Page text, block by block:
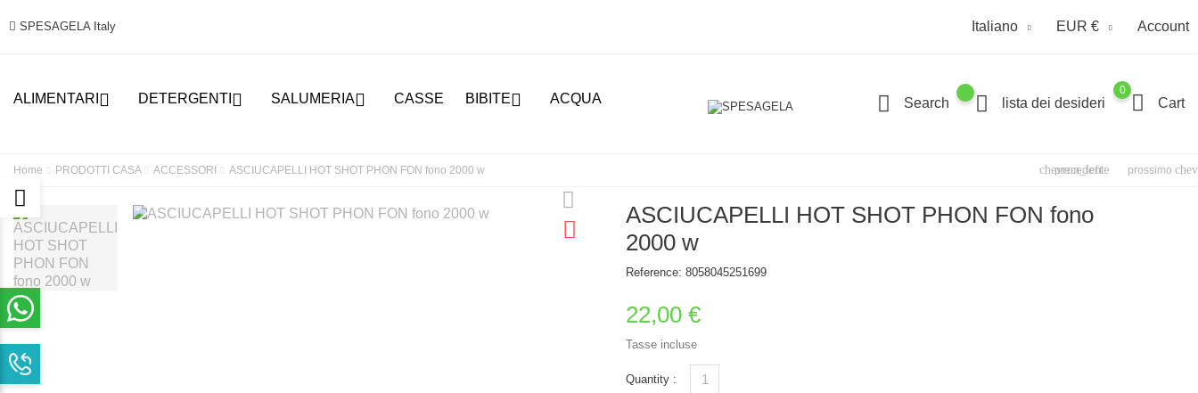
SPESAGELA Italy Italiano EUR € Account
ALIMENTARI  DETERGENTI  SALUMERIA CASSE BIBITE ACQUA Search lista dei desideri
0
Cart
Home PRODOTTI CASA ACCESSORI ASCIUCAPELLI HOT SHOT PHON FON fono 2000 w chevron_left
precedente prossimo
ASCIUCAPELLI HOT SHOT PHON FON fono
2000 w
Reference: 8058045251699
22,00 €
Tasse incluse
Quantity :